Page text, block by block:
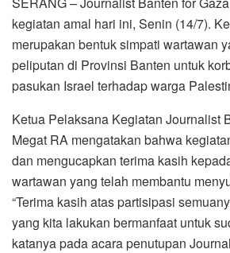
kegiatan amal hari ini, Senin (14/7).
merupakan bentuk simpati wartawan
peliputan di Provinsi Banten untuk
pasukan Israel terhadap warga
Ketua Pelaksana Kegiatan Journalist
Megat RA mengatakan bahwa
dan mengucapkan terima kasih
wartawan yang telah membantu
“Terima kasih atas partisipasi
yang kita lakukan bermanfaat untuk
katanya pada acara penutupan